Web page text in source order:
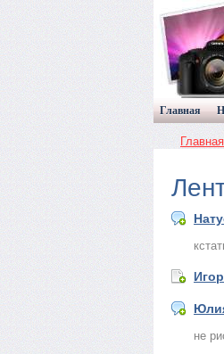
Главная
Главная
не